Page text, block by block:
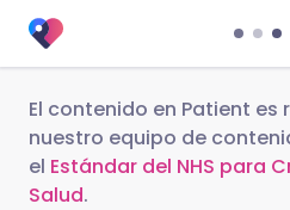
El contenido en Patient
nuestro equipo de
el Estándar del NHS para
Salud.